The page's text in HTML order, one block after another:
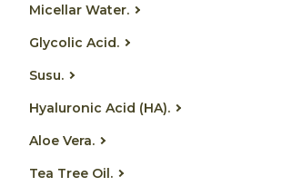
Micellar Water.
Glycolic Acid.
Susu.
Hyaluronic Acid (HA).
Aloe Vera.
Tea Tree Oil.